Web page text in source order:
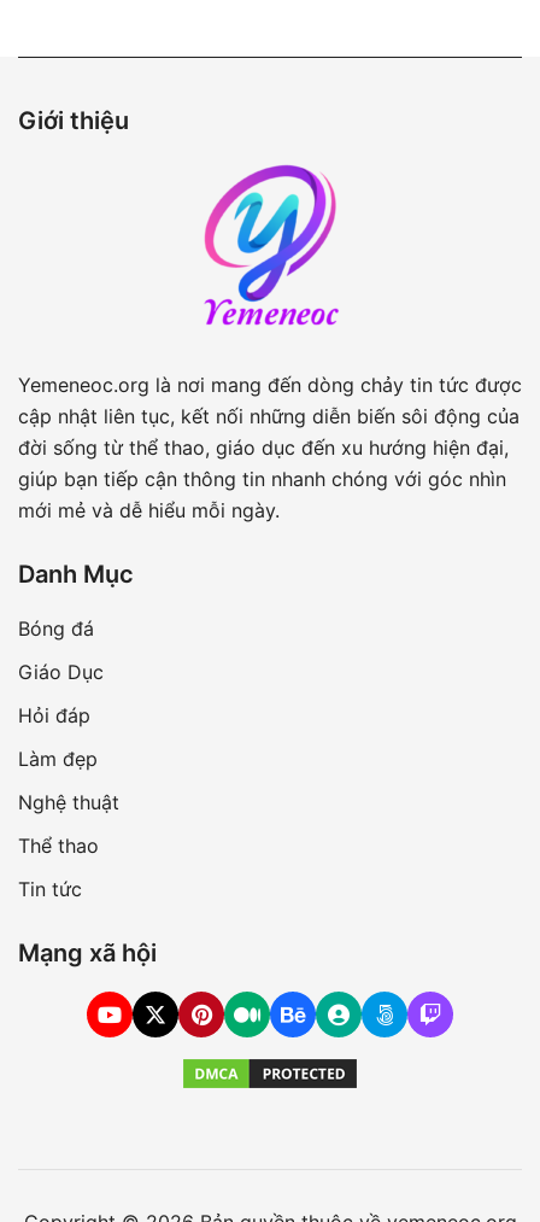
bài
Giới thiệu
Yemeneoc.org là nơi mang đến dòng chảy tin tức được
cập nhật liên tục, kết nối những diễn biến sôi động của
đời sống từ thể thao, giáo dục đến xu hướng hiện đại,
giúp bạn tiếp cận thông tin nhanh chóng với góc nhìn
mới mẻ và dễ hiểu mỗi ngày.
Danh Mục
Bóng đá
Giáo Dục
Hỏi đáp
Làm đẹp
Nghệ thuật
Thể thao
Tin tức
Mạng xã hội